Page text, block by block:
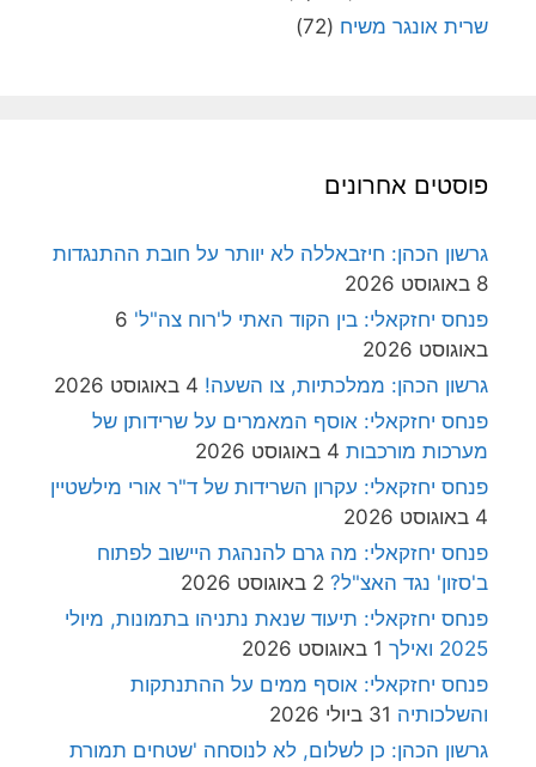
שרית אונגר משיח (72)
פוסטים אחרונים
גרשון הכהן: חיזבאללה לא יוותר על חובת ההתנגדות
8 באוגוסט 2026
פנחס יחזקאלי: בין הקוד האתי ל'רוח צה"ל' 6
באוגוסט 2026
גרשון הכהן: ממלכתיות, צו השעה! 4 באוגוסט 2026
פנחס יחזקאלי: אוסף המאמרים על שרידותן של
מערכות מורכבות 4 באוגוסט 2026
פנחס יחזקאלי: עקרון השרידות של ד"ר אורי מילשטיין
4 באוגוסט 2026
פנחס יחזקאלי: מה גרם להנהגת היישוב לפתוח
ב'סזון' נגד האצ"ל? 2 באוגוסט 2026
פנחס יחזקאלי: תיעוד שנאת נתניהו בתמונות, מיולי
2025 ואילך
1 באוגוסט 2026
פנחס יחזקאלי: אוסף ממים על ההתנתקות
והשלכותיה 31 ביולי 2026
גרשון הכהן: כן לשלום, לא לנוסחה 'שטחים תמורת